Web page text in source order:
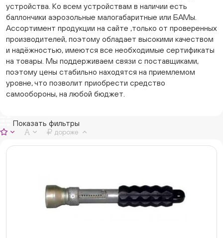
устройства. Ко всем устройствам в наличии есть
баллончики аэрозольные малогабаритные или БАМы.
Ассортимент продукции на сайте ,только от проверенных
производителей, поэтому обладает высокими качеством
и надёжностью, имеются все необходимые сертификаты
на товары. Мы поддерживаем связи с поставщиками,
поэтому цены стабильно находятся на приемлемом
уровне, что позволит приобрести средство
самообороны, на любой бюджет.
Показать фильтры
дороже